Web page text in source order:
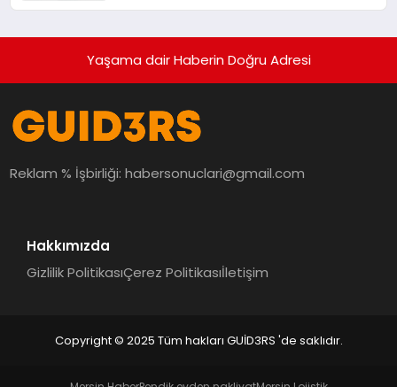
Yaşama dair Haberin Doğru Adresi
Reklam % İşbirliği:habersonuclari@gmail.com
Hakkımızda
Gizlilik PolitikasıÇerez Politikasıİletişim
Copyright © 2025 Tüm hakları GUİD3RS 'de saklıdır.